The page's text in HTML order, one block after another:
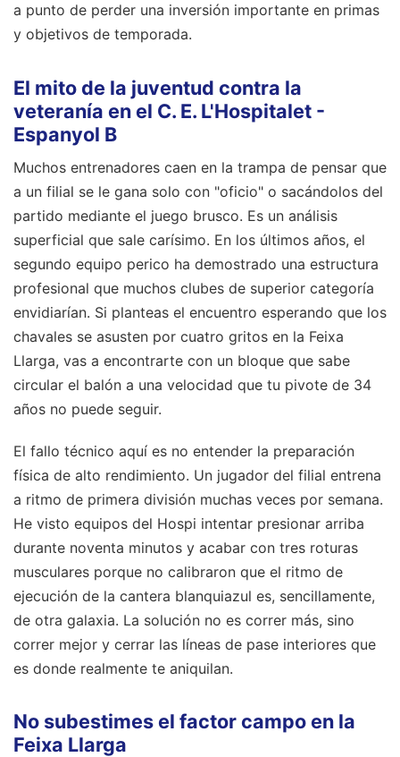
a punto de perder una inversión importante en primas
y objetivos de temporada.
El mito de la juventud contra la
veteranía en el C. E. L'Hospitalet -
Espanyol B
Muchos entrenadores caen en la trampa de pensar que
a un filial se le gana solo con "oficio" o sacándolos del
partido mediante el juego brusco. Es un análisis
superficial que sale carísimo. En los últimos años, el
segundo equipo perico ha demostrado una estructura
profesional que muchos clubes de superior categoría
envidiarían. Si planteas el encuentro esperando que los
chavales se asusten por cuatro gritos en la Feixa
Llarga, vas a encontrarte con un bloque que sabe
circular el balón a una velocidad que tu pivote de 34
años no puede seguir.
El fallo técnico aquí es no entender la preparación
física de alto rendimiento. Un jugador del filial entrena
a ritmo de primera división muchas veces por semana.
He visto equipos del Hospi intentar presionar arriba
durante noventa minutos y acabar con tres roturas
musculares porque no calibraron que el ritmo de
ejecución de la cantera blanquiazul es, sencillamente,
de otra galaxia. La solución no es correr más, sino
correr mejor y cerrar las líneas de pase interiores que
es donde realmente te aniquilan.
No subestimes el factor campo en la
Feixa Llarga